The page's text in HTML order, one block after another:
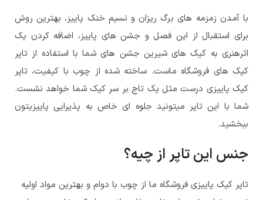
با آمدن زمزمه های برگ ریزان و نسیم خنک پاییز، بهترین روش
برای استقبال از این فصل و جشن های پاییز، اضافه کردن یک
اثرهنری به کیک های شیرین جشن های شما با استفاده از تاپر
کیک های فروشگاه ماست. ساخته شده از چوب با کیفیت، تاپر
کیک پاییزی درست مثل یک تاج بر سر کیک شما خواهد نشست.
شما با این تاپر میتونید جلوه ای خاص به پذیرایی پاییزیتون
ببخشید.
جنس این تاپر از چیه؟
تاپر کیک پاییزی فروشگاه ما از چوب با دوام و بهترین مواد اولیه